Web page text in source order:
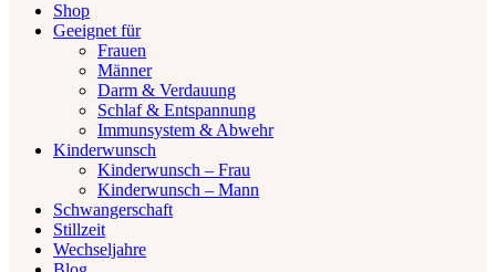
Shop
Geeignet für
Frauen
Männer
Darm & Verdauung
Schlaf & Entspannung
Immunsystem & Abwehr
Kinderwunsch
Kinderwunsch – Frau
Kinderwunsch – Mann
Schwangerschaft
Stillzeit
Wechseljahre